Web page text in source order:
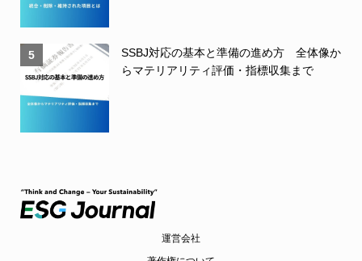
5
SSBJ対応の基本と準備の進め方 全体像か
らマテリアリティ評価・指標収集まで
運営会社